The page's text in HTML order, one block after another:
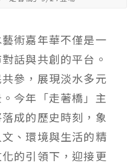
術嘉年華不僅是一
話與共創的平台。
參，展現淡水多元
今年「走著橋」主
成的歷史時刻，象
、環境與生活的精
的引領下，迎接更